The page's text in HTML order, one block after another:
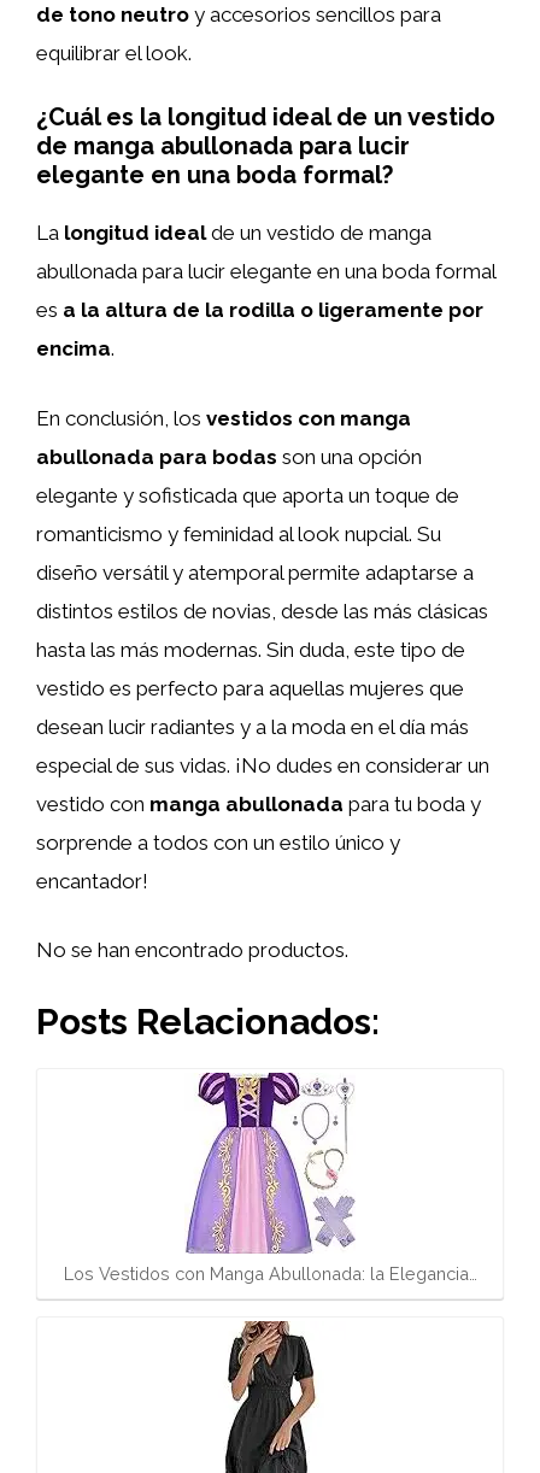
de tono neutro y accesorios sencillos para
equilibrar el look.
¿Cuál es la longitud ideal de un vestido
de manga abullonada para lucir
elegante en una boda formal?
La longitud idealde un vestido de manga
abullonada para lucir elegante en una boda formal
es a la altura de la rodilla o ligeramente por
encima.
En conclusión, los vestidos con manga
abullonada para bodas son una opción
elegante y sofisticada que aporta un toque de
romanticismo y feminidad al look nupcial. Su
diseño versátil y atemporal permite adaptarse a
distintos estilos de novias, desde las más clásicas
hasta las más modernas. Sin duda, este tipo de
vestido es perfecto para aquellas mujeres que
desean lucir radiantes y a la moda en el día más
especial de sus vidas. ¡No dudes en considerar un
vestido con manga abullonada para tu boda y
sorprende a todos con un estilo único y
encantador!
No se han encontrado productos.
Posts Relacionados:
Los Vestidos con Manga Abullonada: la Elegancia…